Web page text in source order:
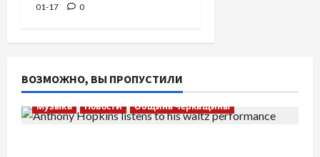
01-17
0
ВОЗМОЖНО, ВЫ ПРОПУСТИЛИ
Музыка Новости Община Черкащины